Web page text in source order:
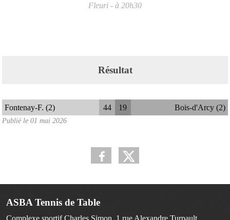
Fleuri - à 20h30
Résultat
Fontenay-F. (2) 44 19 Bois-d'Arcy (2)
Publié le 01 mai 2026
ASBA Tennis de Table
Complexe sportif Charles Simon, 1 rue Alexandre Turpault